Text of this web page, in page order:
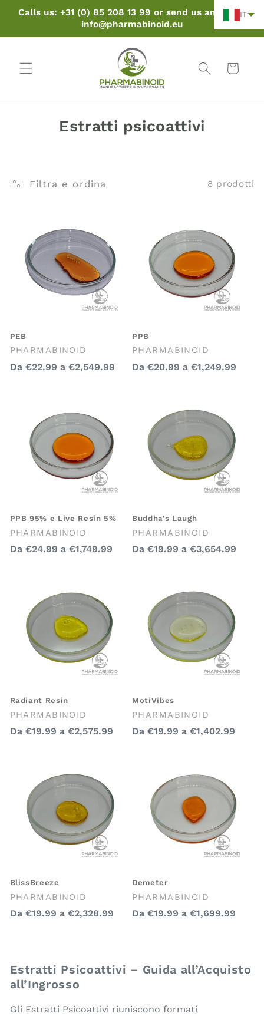
Vai al
Calls us: +31 (0) 85 208 13 99 or send us an email:
info@pharmabinoid.eu
Carrello
C
l
z
i
o
n
Estratti psicoattivi
Filtra e ordina 8 prodotti
PEB
Venditore:
PHARMABINOID
Prezzo
Da €22.99 a €2,549.99
PPB
Venditore:
PHARMABINOID
Prezzo
Da €20.99 a €1,249.99
PPB 95% e Live Resin 5%
Venditore:
PHARMABINOID
Prezzo
Da €24.99 a €1,749.99
Buddha's Laugh
Venditore:
PHARMABINOID
Prezzo
Da €19.99 a €3,654.99
Radiant Resin
Venditore:
PHARMABINOID
Prezzo
Da €19.99 a €2,575.99
MotiVibes
Venditore:
PHARMABINOID
Prezzo
Da €19.99 a €1,402.99
BlissBreeze
Venditore:
PHARMABINOID
Prezzo
Da €19.99 a €2,328.99
Demeter
Venditore:
PHARMABINOID
Prezzo
Da €19.99 a €1,699.99
Estratti Psicoattivi – Guida all’Acquisto
all’Ingrosso
Gli Estratti Psicoattivi riuniscono formati
IT